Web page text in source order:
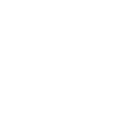
de coworking /
postes équipés - 100
Labellisé HQE...